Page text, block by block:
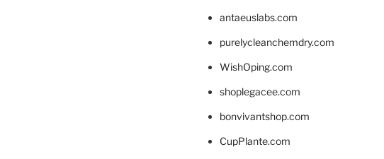
antaeuslabs.com
purelycleanchemdry.com
WishOping.com
shoplegacee.com
bonvivantshop.com
CupPlante.com